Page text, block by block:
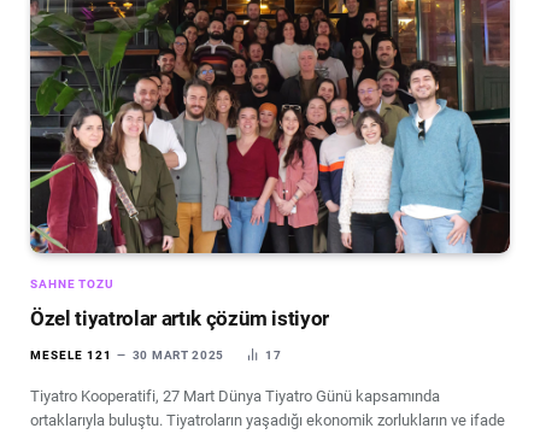
SAHNE TOZU
Özel tiyatrolar artık çözüm istiyor
MESELE 121 30 MART 2025 17
Tiyatro Kooperatifi, 27 Mart Dünya Tiyatro Günü kapsamında
ortaklarıyla buluştu. Tiyatroların yaşadığı ekonomik zorlukların ve ifade